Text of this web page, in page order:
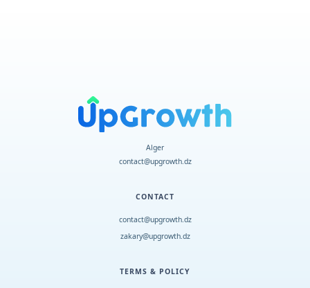
Alger
contact@upgrowth.dz
CONTACT
contact@upgrowth.dz
zakary@upgrowth.dz
TERMS & POLICY